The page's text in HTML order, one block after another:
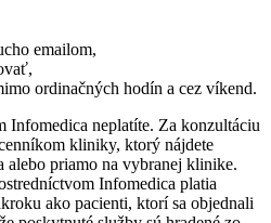
emailom,
ordinačných hodín a cez víkend.
Infomedica neplatíte. Za konzultáciu
kliniky, ktorý nájdete
priamo na vybranej klinike.
Infomedica platia
ako pacienti, ktorí sa objednali